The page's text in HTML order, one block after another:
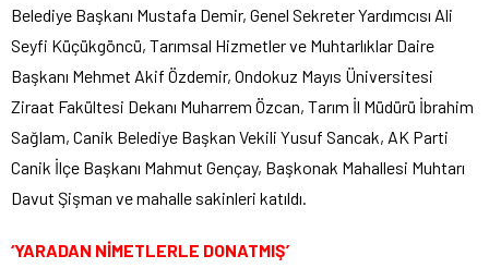
Belediye Başkanı Mustafa Demir, Genel Sekreter Yardımcısı Ali
Seyfi Küçükgöncü, Tarımsal Hizmetler ve Muhtarlıklar Daire
Başkanı Mehmet Akif Özdemir, Ondokuz Mayıs Üniversitesi
Ziraat Fakültesi Dekanı Muharrem Özcan, Tarım İl Müdürü İbrahim
Sağlam, Canik Belediye Başkan Vekili Yusuf Sancak, AK Parti
Canik İlçe Başkanı Mahmut Gençay, Başkonak Mahallesi Muhtarı
Davut Şişman ve mahalle sakinleri katıldı.
‘YARADAN NİMETLERLE DONATMIŞ’